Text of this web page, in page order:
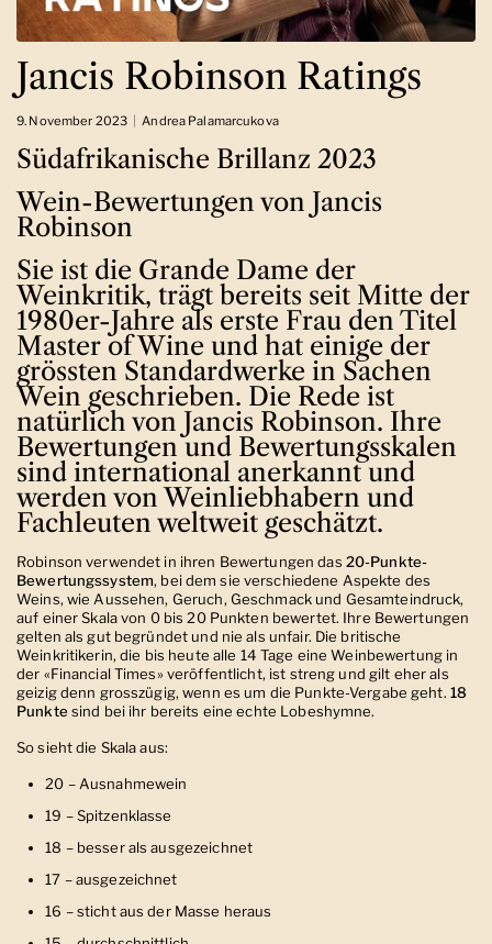
Jancis Robinson Ratings
9. November 2023 Andrea Palamarcukova
Südafrikanische Brillanz 2023
Wein-Bewertungen von Jancis
Robinson
Sie ist die Grande Dame der
Weinkritik, trägt bereits seit Mitte der
1980er-Jahre als erste Frau den Titel
Master of Wine und hat einige der
grössten Standardwerke in Sachen
Wein geschrieben. Die Rede ist
natürlich von Jancis Robinson. Ihre
Bewertungen und Bewertungsskalen
sind international anerkannt und
werden von Weinliebhabern und
Fachleuten weltweit geschätzt.
Robinson verwendet in ihren Bewertungen das 20-Punkte-
Bewertungssystem, bei dem sie verschiedene Aspekte des
Weins, wie Aussehen, Geruch, Geschmack und Gesamteindruck,
auf einer Skala von 0 bis 20 Punkten bewertet. Ihre Bewertungen
gelten als gut begründet und nie als unfair. Die britische
Weinkritikerin, die bis heute alle 14 Tage eine Weinbewertung in
der «Financial Times» veröffentlicht, ist streng und gilt eher als
geizig denn grosszügig, wenn es um die Punkte-Vergabe geht. 18
Punktesind bei ihr bereits eine echte Lobeshymne.
So sieht die Skala aus:
20 – Ausnahmewein
19 – Spitzenklasse
18 – besser als ausgezeichnet
17 – ausgezeichnet
16 – sticht aus der Masse heraus